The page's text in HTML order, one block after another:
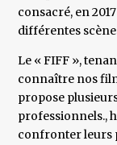
consacré, en
différentes
Le « FIFF »,
connaître nos
propose
professionnels.,
confronter leurs